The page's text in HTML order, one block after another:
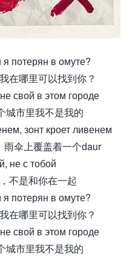
я потерян в омуте?
在哪里可以找到你？
свой в этом городе
城市里我不是我的
зонт кроет ливенем
伞上覆盖着一个daur
не с тобой
不是和你在一起
я потерян в омуте?
在哪里可以找到你？
свой в этом городе
城市里我不是我的